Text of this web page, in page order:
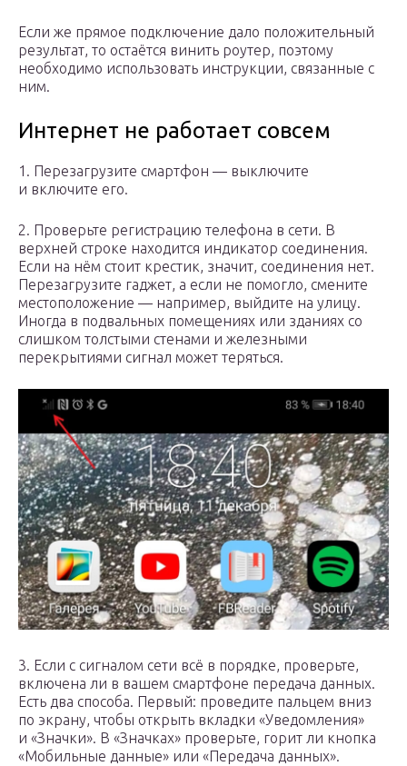
Если же прямое подключение дало положительный
результат, то остаётся винить роутер, поэтому
необходимо использовать инструкции, связанные с
ним.
Интернет не работает совсем
1. Перезагрузите смартфон — выключите
и включите его.
2. Проверьте регистрацию телефона в сети. В
верхней строке находится индикатор соединения.
Если на нём стоит крестик, значит, соединения нет.
Перезагрузите гаджет, а если не помогло, смените
местоположение — например, выйдите на улицу.
Иногда в подвальных помещениях или зданиях со
слишком толстыми стенами и железными
перекрытиями сигнал может теряться.
3. Если с сигналом сети всё в порядке, проверьте,
включена ли в вашем смартфоне передача данных.
Есть два способа. Первый: проведите пальцем вниз
по экрану, чтобы открыть вкладки «Уведомления»
и «Значки». В «Значках» проверьте, горит ли кнопка
«Мобильные данные» или «Передача данных».